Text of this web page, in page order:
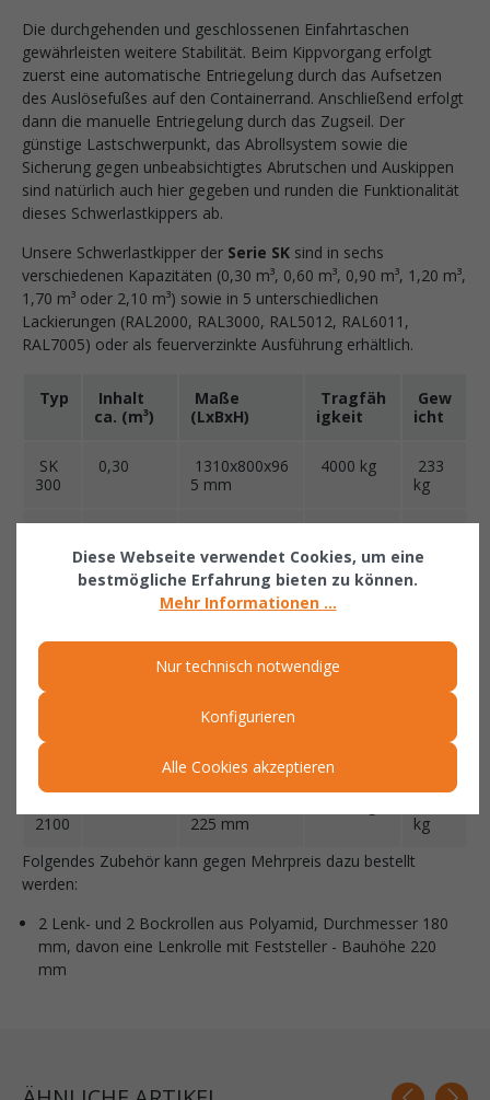
Die durchgehenden und geschlossenen Einfahrtaschen
gewährleisten weitere Stabilität. Beim Kippvorgang erfolgt
zuerst eine automatische Entriegelung durch das Aufsetzen
des Auslösefußes auf den Containerrand. Anschließend erfolgt
dann die manuelle Entriegelung durch das Zugseil. Der
günstige Lastschwerpunkt, das Abrollsystem sowie die
Sicherung gegen unbeabsichtigtes Abrutschen und Auskippen
sind natürlich auch hier gegeben und runden die Funktionalität
dieses Schwerlastkippers ab.
Unsere Schwerlastkipper der Serie SK sind in sechs
verschiedenen Kapazitäten (0,30 m³, 0,60 m³, 0,90 m³, 1,20 m³,
1,70 m³ oder 2,10 m³) sowie in 5 unterschiedlichen
Lackierungen (RAL2000, RAL3000, RAL5012, RAL6011,
RAL7005) oder als feuerverzinkte Ausführung erhältlich.
Typ
Inhalt
ca. (m³)
Maße
(LxBxH)
Tragfäh
igkeit
Gew
icht
SK
300
0,30
1310x800x96
5 mm
4000 kg
233
kg
65 mm
kg
1310x1580x9
4000 kg
1200
1750x1100x1
4000 kg
SK
1700
2100
225 mm
kg
Folgendes Zubehör kann gegen Mehrpreis dazu bestellt
werden:
2 Lenk- und 2 Bockrollen aus Polyamid, Durchmesser 180
mm, davon eine Lenkrolle mit Feststeller - Bauhöhe 220
mm
Diese Webseite verwendet Cookies, um eine
bestmögliche Erfahrung bieten zu können.
Mehr Informationen ...
Nur technisch notwendige
Konfigurieren
Alle Cookies akzeptieren